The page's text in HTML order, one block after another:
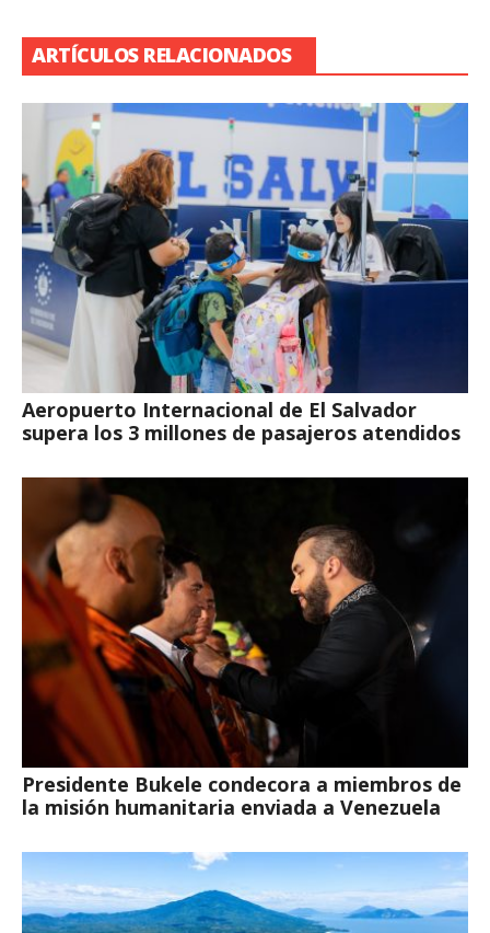
ARTÍCULOS RELACIONADOS
Aeropuerto Internacional de El Salvador
supera los 3 millones de pasajeros atendidos
Presidente Bukele condecora a miembros de
la misión humanitaria enviada a Venezuela